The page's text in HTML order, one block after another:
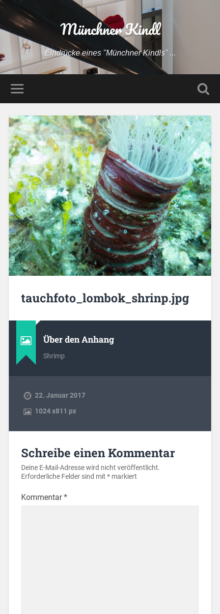
Münchner Kindl
Eindrücke eines "Münchner Kindls" ...
tauchfoto_lombok_shrinp.jpg
Über den Anhang
Shrimp
22. Januar 2017
1024x811 px
Schreibe einen Kommentar
Deine E-Mail-Adresse wird nicht veröffentlicht.
Erforderliche Felder sind mit *markiert
Kommentar*